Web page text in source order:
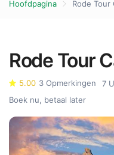
Hoofdpagina Rode Tour
Rode Tour
5.00 3 Opmerkingen 7
Boek nu, betaal later